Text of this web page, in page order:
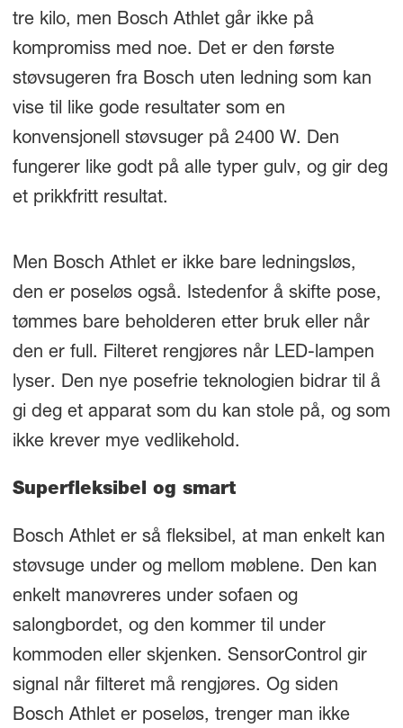
tre kilo, men Bosch Athlet går ikke på
kompromiss med noe. Det er den første
støvsugeren fra Bosch uten ledning som kan
vise til like gode resultater som en
konvensjonell støvsuger på 2400 W. Den
fungerer like godt på alle typer gulv, og gir deg
et prikkfritt resultat.
Men Bosch Athlet er ikke bare ledningsløs,
den er poseløs også. Istedenfor å skifte pose,
tømmes bare beholderen etter bruk eller når
den er full. Filteret rengjøres når LED-lampen
lyser. Den nye posefrie teknologien bidrar til å
gi deg et apparat som du kan stole på, og som
ikke krever mye vedlikehold.
Superfleksibel og smart
Bosch Athlet er så fleksibel, at man enkelt kan
støvsuge under og mellom møblene. Den kan
enkelt manøvreres under sofaen og
salongbordet, og den kommer til under
kommoden eller skjenken. SensorControl gir
signal når filteret må rengjøres. Og siden
Bosch Athlet er poseløs, trenger man ikke